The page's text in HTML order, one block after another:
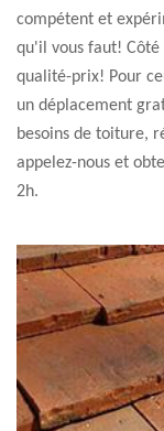
compétent et
qu'il vous faut!
qualité-prix! Pour
un déplacement
besoins de toiture,
appelez-nous et
2h.